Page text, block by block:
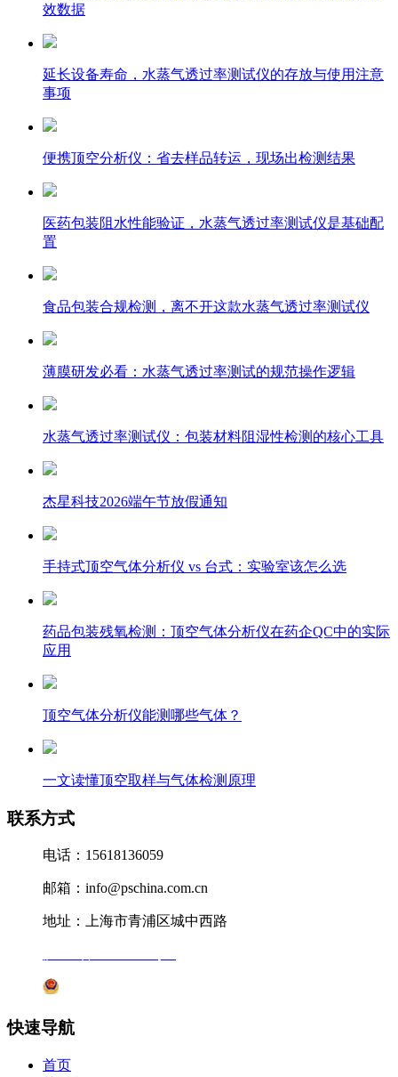
效数据
延长设备寿命，水蒸气透过率测试仪的存放与使用注意
事项
便携顶空分析仪：省去样品转运，现场出检测结果
医药包装阻水性能验证，水蒸气透过率测试仪是基础配
置
食品包装合规检测，离不开这款水蒸气透过率测试仪
薄膜研发必看：水蒸气透过率测试的规范操作逻辑
水蒸气透过率测试仪：包装材料阻湿性检测的核心工具
杰星科技2026端午节放假通知
手持式顶空气体分析仪 vs 台式：实验室该怎么选
药品包装残氧检测：顶空气体分析仪在药企QC中的实际
应用
顶空气体分析仪能测哪些气体？
一文读懂顶空取样与气体检测原理
联系方式
电话：15618136059
邮箱：info@pschina.com.cn
地址：上海市青浦区城中西路
快速导航
首页